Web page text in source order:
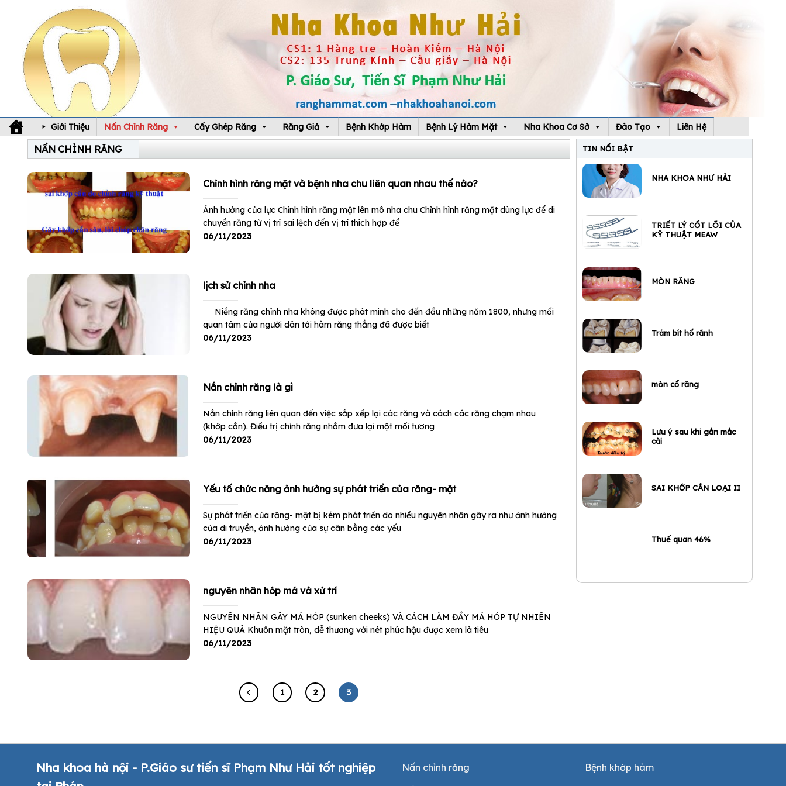
content
Giới Thiệu Nấn Chỉnh Răng Cấy Ghép Răng Răng Giả Bệnh Khớp Hàm Bệnh Lý Hàm Mặt Nha Khoa Cơ Sở Đào Tạo Liên Hệ
NẤN CHỈNH RĂNG
Chỉnh hình răng mặt và bệnh nha chu liên quan nhau thế nào?
Ảnh hưởng của lực Chỉnh hình răng mặt lên mô nha chu Chỉnh hình răng mặt dùng lực để di
chuyển răng từ vị trí sai lệch đến vị trí thích hợp để
06/11/2023
lịch sử chỉnh nha
Niềng răng chỉnh nha không được phát minh cho đến đầu những năm 1800, nhưng mối
quan tâm của người dân tới hàm răng thẳng đã được biết
06/11/2023
Nắn chỉnh răng là gì
Nắn chỉnh răng liên quan đến việc sắp xếp lại các răng và cách các răng chạm nhau
(khớp cắn). Điều trị chỉnh răng nhằm đưa lại một mối tương
06/11/2023
Yếu tố chức năng ảnh hưởng sự phát triển của răng- mặt
Sự phát triển của răng- mặt bị kém phát triển do nhiều nguyên nhân gây ra như ảnh hưởng
của di truyền, ảnh hưởng của sự cân bằng các yếu
06/11/2023
nguyên nhân hóp má và xử trí
NGUYÊN NHÂN GÂY MÁ HÓP (sunken cheeks) VÀ CÁCH LÀM ĐẦY MÁ HÓP TỰ NHIÊN
HIỆU QUẢ Khuôn mặt tròn, dễ thương với nét phúc hậu được xem là tiêu
06/11/2023
1 2 3
TIN NỔI BẬT
NHA KHOA NHƯ HẢI
TRIẾT LÝ CỐT LÕI CỦA
KỸ THUẬT MEAW
MÒN RĂNG
Trám bít hố rãnh
mòn cổ răng
Lưu ý sau khi gắn mắc
cài
SAI KHỚP CẮN LOẠI II
Thuế quan 46%
Nha khoa hà nội - P.Giáo sư tiến sĩ Phạm Như Hải tốt nghiệp
Nấn chỉnh răng
Bệnh khớp hàm